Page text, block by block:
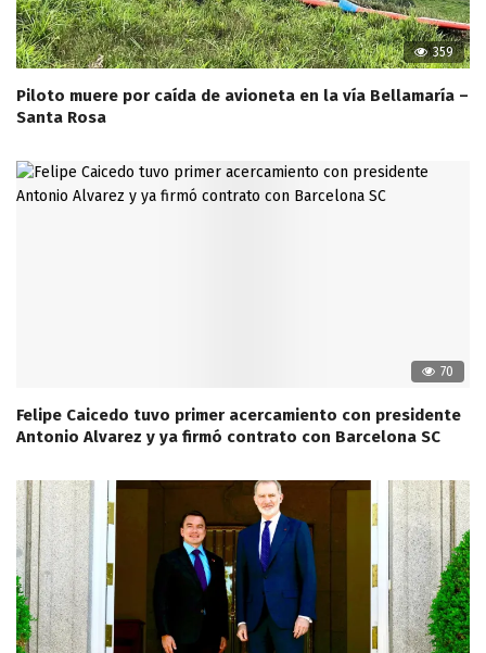
359
Piloto muere por caída de avioneta en la vía Bellamaría –
Santa Rosa
70
Felipe Caicedo tuvo primer acercamiento con presidente
Antonio Alvarez y ya firmó contrato con Barcelona SC